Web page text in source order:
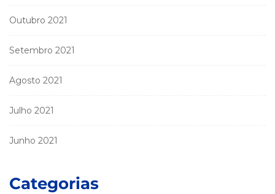
Outubro 2021
Setembro 2021
Agosto 2021
Julho 2021
Junho 2021
Categorias